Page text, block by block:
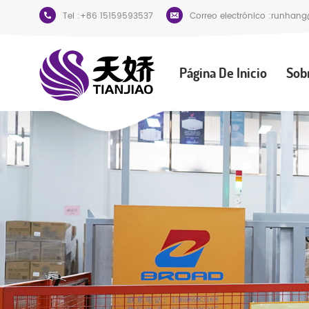
Tel :+86 15159593537 Correo electrónico :
Página De Inicio